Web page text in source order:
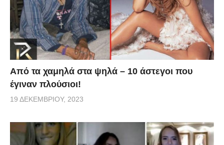
Από τα χαμηλά στα ψηλά – 10 άστεγοι που
έγιναν πλούσιοι!
19 ΔΕΚΕΜΒΡΊΟΥ, 2023